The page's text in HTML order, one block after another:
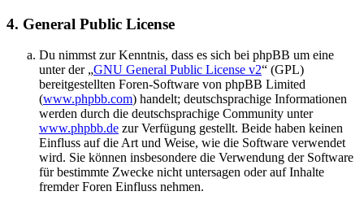
4. General Public License
Du nimmst zur Kenntnis, dass es sich bei phpBB um eine
unter der „GNU General Public License v2“ (GPL)
bereitgestellten Foren-Software von phpBB Limited
(www.phpbb.com) handelt; deutschsprachige Informationen
werden durch die deutschsprachige Community unter
www.phpbb.de zur Verfügung gestellt. Beide haben keinen
Einfluss auf die Art und Weise, wie die Software verwendet
wird. Sie können insbesondere die Verwendung der Software
für bestimmte Zwecke nicht untersagen oder auf Inhalte
fremder Foren Einfluss nehmen.